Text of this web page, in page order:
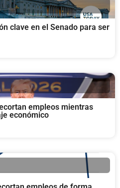
clave en el Senado para ser
empleos mientras
económico